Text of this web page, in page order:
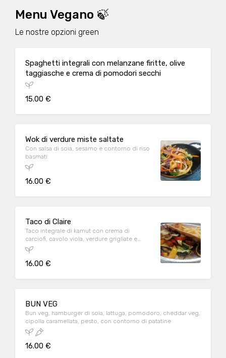
Menu Vegano 🍃
Le nostre opzioni green
Spaghetti integrali con melanzane firitte, olive
taggiasche e crema di pomodori secchi
15.00 €
Wok di verdure miste saltate
Con salsa di soia, sesamo e contorno di riso
basmati
16.00 €
Taco di Claire
Taco integrale di kamut con crema di
carciofi, cavolo viola, verdure grigliate e
pomodorini confit con contorno di fagioli
con cipolla e patatine fritte
16.00 €
BUN VEG
Bun veg, hamburger di soia, lattuga, pomodoro, cheddar veg,
cipolla caramellata, pesto, con contorno di patatine
16.00 €